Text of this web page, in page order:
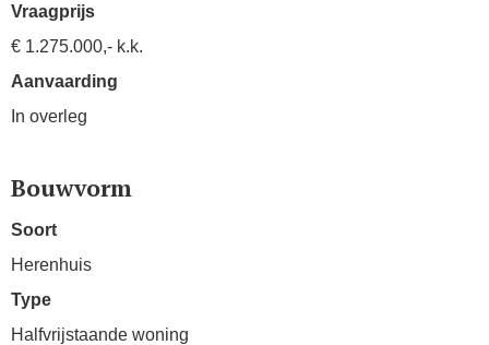
Vraagprijs
€ 1.275.000,- k.k.
Aanvaarding
In overleg
Bouwvorm
Soort
Herenhuis
Type
Halfvrijstaande woning